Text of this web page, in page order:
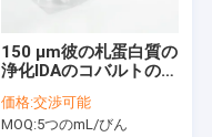
150 μm彼の札蛋白質の
浄化IDAのコバルトの
10%の容積の比率
価格:交渉可能
MOQ:5つのmL/びん